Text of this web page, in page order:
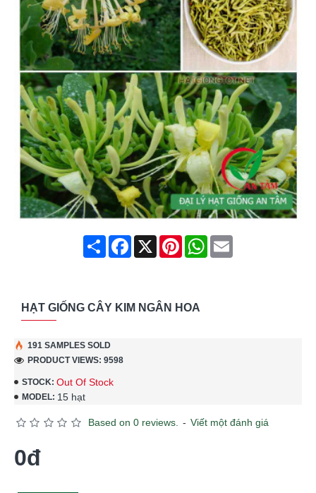
ShareFacebook
X PinterestWhatsApp
Email
HẠT GIỐNG CÂY KIM NGÂN HOA
STOCK: Out Of Stock
MODEL: 15 hạt
191 SAMPLES SOLD
PRODUCT VIEWS: 9598
Based on 0 reviews. - Viết một đánh giá
0đ